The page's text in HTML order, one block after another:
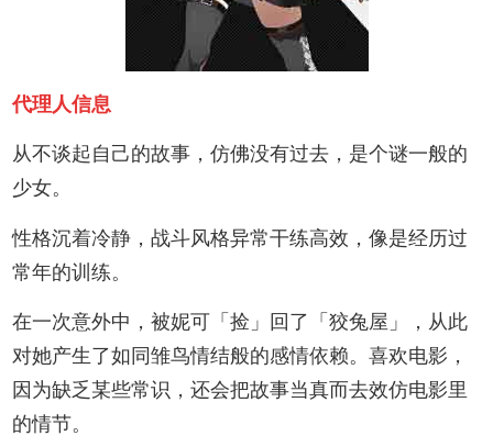
代理人信息
从不谈起自己的故事，仿佛没有过去，是个谜一般的
少女。
性格沉着冷静，战斗风格异常干练高效，像是经历过
常年的训练。
在一次意外中，被妮可「捡」回了「狡兔屋」，从此
对她产生了如同雏鸟情结般的感情依赖。喜欢电影，
因为缺乏某些常识，还会把故事当真而去效仿电影里
的情节。